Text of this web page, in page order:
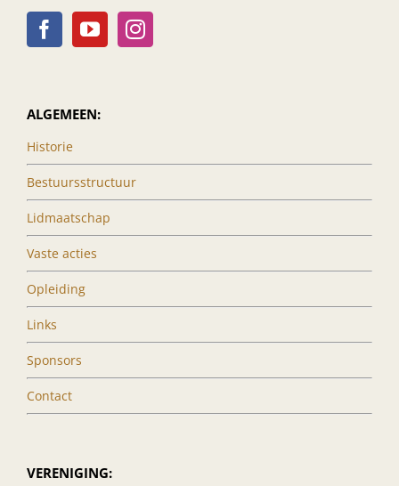
ALGEMEEN:
Historie
Bestuursstructuur
Lidmaatschap
Vaste acties
Opleiding
Links
Sponsors
Contact
VERENIGING: